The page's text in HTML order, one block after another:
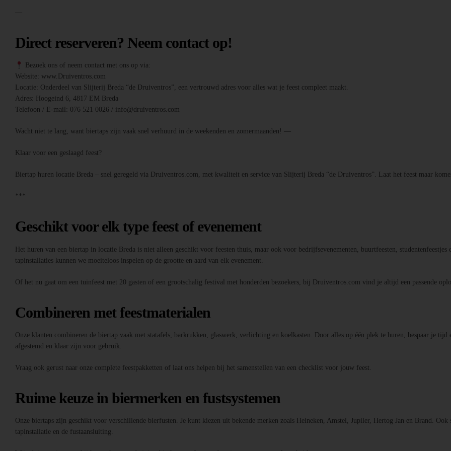
—
Direct reserveren? Neem contact op!
Bezoek ons of neem contact met ons op via:
Website: www.Druiventros.com
Locatie: Onderdeel van Slijterij Breda “de Druiventros”, een vertrouwd adres voor alles wat je feest compleet maakt.
Adres: Hoogeind 6, 4817 EM Breda
Telefoon / E-mail: 076 521 0026 / info@druiventros.com
Wacht niet te lang, want biertaps zijn vaak snel verhuurd in de weekenden en zomermaanden! —
Klaar voor een geslaagd feest?
Biertap huren locatie Breda – snel geregeld via Druiventros.com, met kwaliteit en service van Slijterij Breda “de Druiventros”. Laat het feest maar
***
Geschikt voor elk type feest of evenement
Het huren van een biertap in locatie Breda is niet alleen geschikt voor feesten thuis, maar ook voor bedrijfsevenementen, buurtfeesten,
tapinstallaties kunnen we moeiteloos inspelen op de grootte en aard van elk evenement.
Of het nu gaat om een tuinfeest met 20 gasten of een grootschalig festival met honderden bezoekers, bij Druiventros.com vind je altijd een passende
Combineren met feestmaterialen
Onze klanten combineren de biertap vaak met statafels, barkrukken, glaswerk, verlichting en koelkasten. Door alles op één plek te huren, bespaar je
afgestemd en klaar zijn voor gebruik.
Vraag ook gerust naar onze complete feestpakketten of laat ons helpen bij het samenstellen van een checklist voor jouw feest.
Ruime keuze in biermerken en fustsystemen
Onze biertaps zijn geschikt voor verschillende bierfusten. Je kunt kiezen uit bekende merken zoals Heineken, Amstel, Jupiler, Hertog Jan en Brand.
tapinstallatie en de fustaansluiting.